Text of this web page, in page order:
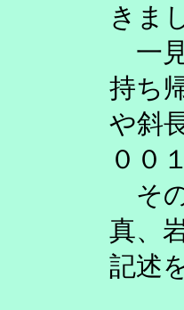
きま
一
持ち
や斜
００
そ
真、
記述